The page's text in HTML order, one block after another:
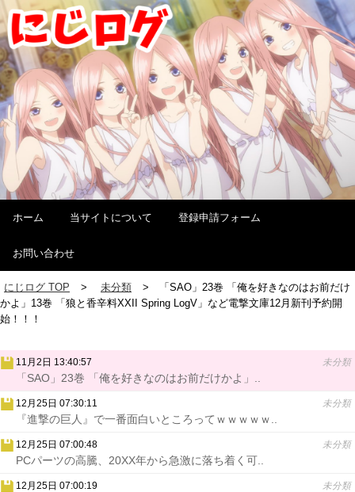
ホーム 当サイトについて 登録申請フォーム
お問い合わせ
にじログ TOP 未分類
「SAO」23巻 「俺を好きなのはお前だけ
かよ」13巻 「狼と香辛料XXII Spring LogV」など電撃文庫12月新刊予約開
始！！！
11月2日 13:40:57 未分類
「SAO」23巻 「俺を好きなのはお前だけかよ」..
12月25日 07:30:11 未分類
『進撃の巨人』で一番面白いところってｗｗｗｗｗ..
12月25日 07:00:48 未分類
PCパーツの高騰、20XX年から急激に落ち着く可..
12月25日 07:00:19 未分類